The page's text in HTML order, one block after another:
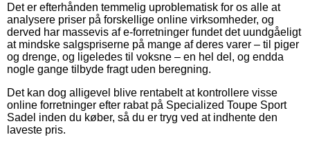
Det er efterhånden temmelig uproblematisk for os alle at
analysere priser på forskellige online virksomheder, og
derved har massevis af e-forretninger fundet det uundgåeligt
at mindske salgspriserne på mange af deres varer – til piger
og drenge, og ligeledes til voksne – en hel del, og endda
nogle gange tilbyde fragt uden beregning.
Det kan dog alligevel blive rentabelt at kontrollere visse
online forretninger efter rabat på Specialized Toupe Sport
Sadel inden du køber, så du er tryg ved at indhente den
laveste pris.